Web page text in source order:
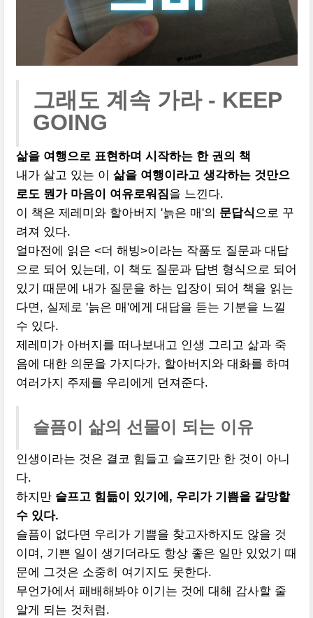
그래도 계속 가라 - KEEP
GOING
삶을 여행으로 표현하며 시작하는 한 권의 책
내가 살고 있는 이 삶을 여행이라고 생각하는 것만으
로도 뭔가 마음이 여유로워짐을 느낀다.
이 책은 제레미와 할아버지 '늙은 매'의 문답식으로 꾸
려져 있다.
얼마전에 읽은 <더 해빙>이라는 작품도 질문과 대답
으로 되어 있는데, 이 책도 질문과 답변 형식으로 되어
있기 때문에 내가 질문을 하는 입장이 되어 책을 읽는
다면, 실제로 '늙은 매'에게 대답을 듣는 기분을 느낄
수 있다.
제레미가 아버지를 떠나보내고 인생 그리고 삶과 죽
음에 대한 의문을 가지다가, 할아버지와 대화를 하며
여러가지 주제를 우리에게 던져준다.
슬픔이 삶의 선물이 되는 이유
인생이라는 것은 결코 힘들고 슬프기만 한 것이 아니
다.
하지만슬프고 힘듦이 있기에, 우리가 기쁨을 갈망할
수 있다.
슬픔이 없다면 우리가 기쁨을 찾고자하지도 않을 것
이며, 기쁜 일이 생기더라도 항상 좋은 일만 있었기 때
문에 그것은 소중히 여기지도 못한다.
무언가에서 패배해봐야 이기는 것에 대해 감사할 줄
알게 되는 것처럼.